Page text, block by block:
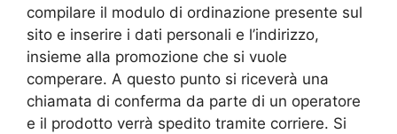
compilare il modulo di ordinazione presente sul
sito e inserire i dati personali e l’indirizzo,
insieme alla promozione che si vuole
comperare. A questo punto si riceverà una
chiamata di conferma da parte di un operatore
e il prodotto verrà spedito tramite corriere. Si